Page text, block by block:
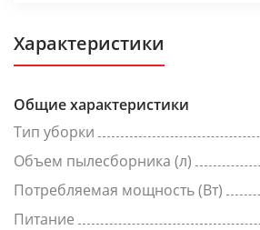
Характеристики
Общие характеристики
Тип уборки
Объем пылесборника (л)
Потребляемая мощность (Вт)
Питание